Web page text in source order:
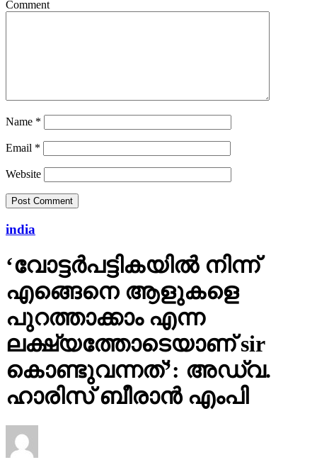
Name*
Email
Website
india
എങ്ങെനെ ആളുകളെ
പുറത്താക്കാം എന്ന
ലക്ഷ്യത്തോടെയാണ് sir
കൊണ്ടുവന്നത്’: അഡ്വ.
ഹാരിസ് ബീരാൻ എംപി
Published